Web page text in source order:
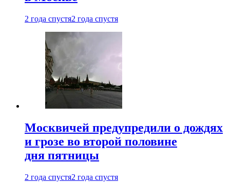
2 года спустя2 года спустя
Москвичей предупредили о дождях
и грозе во второй половине
дня пятницы
2 года спустя2 года спустя